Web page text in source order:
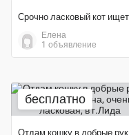
Елена
1 объявление
бесплатно